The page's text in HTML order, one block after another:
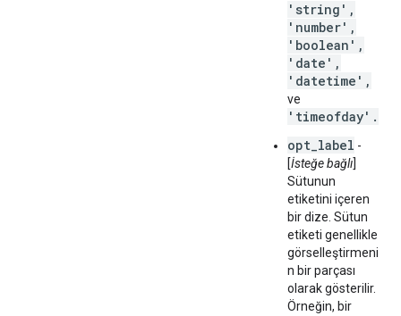
'string',
'number',
'boolean',
'date',
'datetime',
ve
'timeofday'.
opt_label -
[İsteğe bağlı]
Sütunun
etiketini içeren
bir dize. Sütun
etiketi genellikle
görselleştirmeni
n bir parçası
olarak gösterilir.
Örneğin, bir